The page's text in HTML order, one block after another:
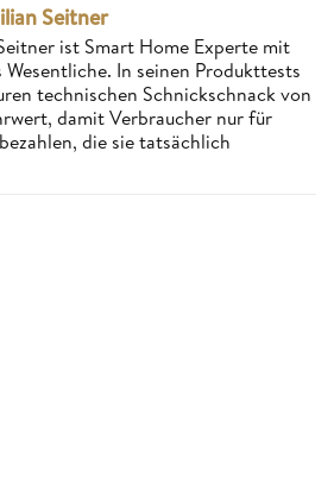
Seitner
ist Smart Home Experte mit
Wesentliche. In seinen Produkttests
technischen Schnickschnack von
damit Verbraucher nur für
die sie tatsächlich